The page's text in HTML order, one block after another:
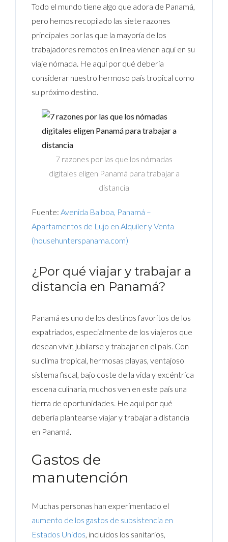
Todo el mundo tiene algo que adora de Panamá,
pero hemos recopilado las siete razones
principales por las que la mayoría de los
trabajadores remotos en línea vienen aquí en su
viaje nómada. He aquí por qué debería
considerar nuestro hermoso país tropical como
su próximo destino.
7 razones por las que los nómadas
digitales eligen Panamá para trabajar a
distancia
Fuente:Avenida Balboa, Panamá –
Apartamentos de Lujo en Alquiler y Venta
(househunterspanama.com)
¿Por qué viajar y trabajar a
distancia en Panamá?
Panamá es uno de los destinos favoritos de los
expatriados, especialmente de los viajeros que
desean vivir, jubilarse y trabajar en el país. Con
su clima tropical, hermosas playas, ventajoso
sistema fiscal, bajo coste de la vida y excéntrica
escena culinaria, muchos ven en este país una
tierra de oportunidades. He aquí por qué
debería plantearse viajar y trabajar a distancia
en Panamá.
Gastos de
manutención
Muchas personas han experimentado el
aumento de los gastos de subsistencia en
Estados Unidos, incluidos los sanitarios,